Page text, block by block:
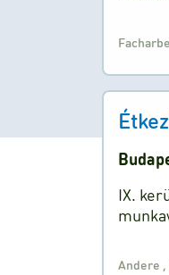
IX.
Andere